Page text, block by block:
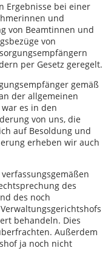
Ergebnisse bei einer
und
von Beamtinnen und
von
per Gesetz geregelt.
gemäß
der allgemeinen
es in den
von uns, die
auf Besoldung und
erheben wir auch
des
des noch
behandeln. Dies
Außerdem
ja noch nicht